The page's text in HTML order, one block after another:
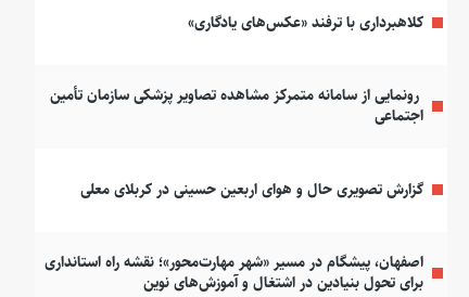
کلاهبرداری با ترفند «عکس‌های یادگاری»
رونمایی از سامانه متمرکز مشاهده تصاویر پزشکی سازمان تأمین
اجتماعی
گزارش تصویری حال و هوای اربعین حسینی در کربلای معلی
اصفهان، پیشگام در مسیر «شهر مهارت‌محور»؛ نقشه راه استانداری
برای تحول بنیادین در اشتغال و آموزش‌های نوین